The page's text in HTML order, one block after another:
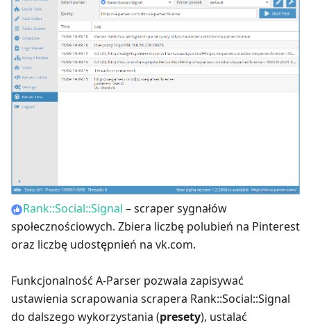
Rank::Social::Signal – scraper sygnałów
społecznościowych. Zbiera liczbę polubień na Pinterest
oraz liczbę udostępnień na vk.com.
Funkcjonalność A-Parser pozwala zapisywać
ustawienia scrapowania scrapera Rank::Social::Signal
do dalszego wykorzystania (presety), ustalać